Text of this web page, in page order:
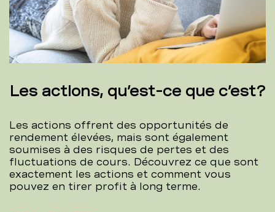
Les actions, qu’est-ce que c’est?
Les actions offrent des opportunités de
rendement élevées, mais sont également
soumises à des risques de pertes et des
fluctuations de cours. Découvrez ce que sont
exactement les actions et comment vous
pouvez en tirer profit à long terme.